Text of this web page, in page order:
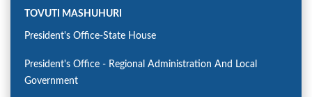
TOVUTI MASHUHURI
President's Office-State House
President's Office - Regional Administration And Local
Government